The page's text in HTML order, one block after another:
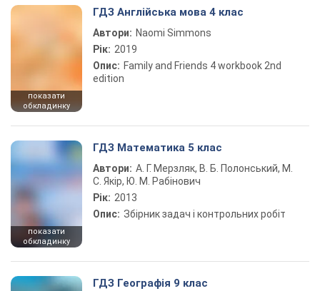
показати
обкладинку
ГДЗ Англійська мова 4 клас
Автори: Naomi Simmons
Рік: 2019
Опис: Family and Friends 4 workbook 2nd
edition
показати
обкладинку
ГДЗ Математика 5 клас
Автори: А. Г. Мерзляк, В. Б. Полонський, М.
С. Якір, Ю. М. Рабінович
Рік: 2013
Опис: Збірник задач і контрольних робіт
ГДЗ Географія 9 клас